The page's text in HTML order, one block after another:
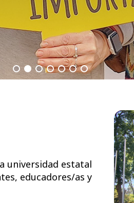
universidad estatal
educadores/as y